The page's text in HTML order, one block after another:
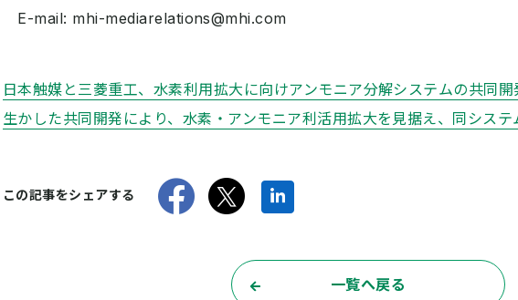
E-mail: mhi-mediarelations@mhi.com
日本触媒と三菱重工、水素利用拡大に向けアンモニア分解システムの共同
生かした共同開発により、水素・アンモニア利活用拡大を見据え、同シス
この記事をシェアする Facebookでシェア
twitterでツイー
LinkedInでシ
一覧へ戻る